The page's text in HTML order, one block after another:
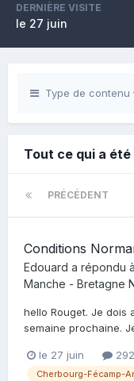
DERNIÈRE VISITE
le 27 juin
Type de contenu
Tout ce qui a
PRÉCÉDENT
Conditions
Edouard a répondu
Manche - Bretagne
hello Rouget. Je dois
semaine prochaine.
le 27 juin
Cherbourg-Fécamp-